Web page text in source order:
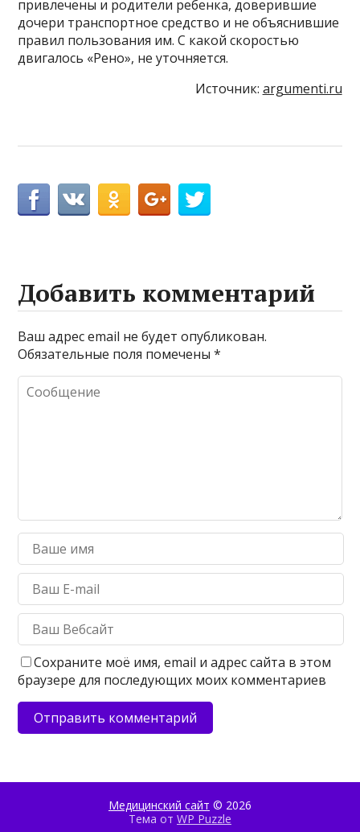
привлечены и родители ребенка, доверившие
дочери транспортное средство и не объяснившие
правил пользования им. С какой скоростью
двигалось «Рено», не уточняется.
Источник: argumenti.ru
Добавить комментарий
Ваш адрес email не будет опубликован.
Обязательные поля помечены*
Сохраните моё имя, email и адрес сайта в этом
браузере для последующих моих комментариев
Медицинский сайт © 2026
Тема от WP Puzzle